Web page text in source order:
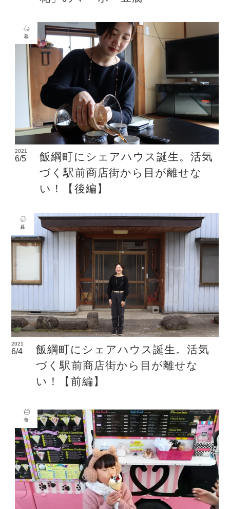
2021
6/5
飯綱町にシェアハウス誕生。活気
づく駅前商店街から目が離せな
い！【後編】
暮
2021
6/4
飯綱町にシェアハウス誕生。活気
づく駅前商店街から目が離せな
い！【前編】
暮
食